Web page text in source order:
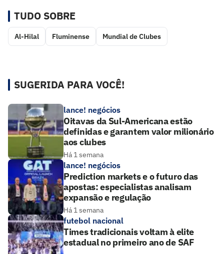
TUDO SOBRE
Al-Hilal Fluminense Mundial de Clubes
SUGERIDA PARA VOCÊ!
lance! negócios
Oitavas da Sul-Americana estão
definidas e garantem valor milionário
aos clubes
Há 1 semana
lance! negócios
Prediction markets e o futuro das
apostas: especialistas analisam
expansão e regulação
Há 1 semana
futebol nacional
Times tradicionais voltam à elite
estadual no primeiro ano de SAF